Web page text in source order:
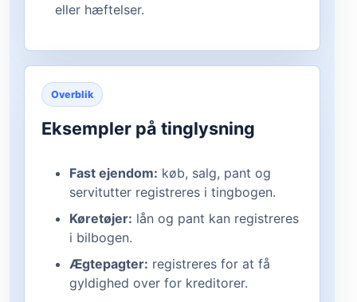
eller hæftelser.
Overblik
Eksempler på tinglysning
Fast ejendom: køb, salg, pant og
servitutter registreres i tingbogen.
Køretøjer: lån og pant kan registreres
i bilbogen.
Ægtepagter: registreres for at få
gyldighed over for kreditorer.